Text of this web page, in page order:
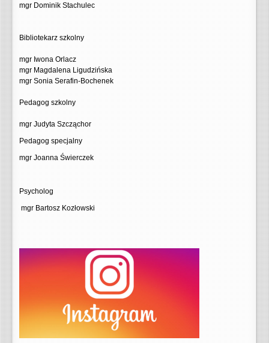
mgr Dominik Stachulec
Bibliotekarz szkolny
mgr Iwona Orlacz
mgr Magdalena Ligudzińska
mgr Sonia Serafin-Bochenek
Pedagog szkolny
mgr Judyta Szcząchor
Pedagog specjalny
mgr Joanna Świerczek
Psycholog
mgr Bartosz Kozłowski